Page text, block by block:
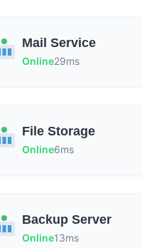
Mail Service
Online29ms
File Storage
Online6ms
Backup Server
Online13ms